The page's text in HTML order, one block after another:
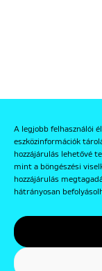
A legjobb felhasználói
eszközinformációk
hozzájárulás lehetővé
mint a böngészési
hozzájárulás
hátrányosan